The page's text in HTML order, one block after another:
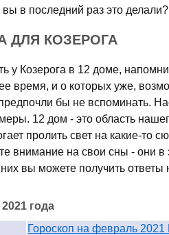
в последний раз это делали?
ДЛЯ КОЗЕРОГА
у Козерога в 12 доме,
время, и о которых уже,
бы не вспоминать.
12 дом - это область
пролить свет на какие-то
внимание на свои сны - они в
вы можете получить ответы
года
Гороскоп на февраль 2021